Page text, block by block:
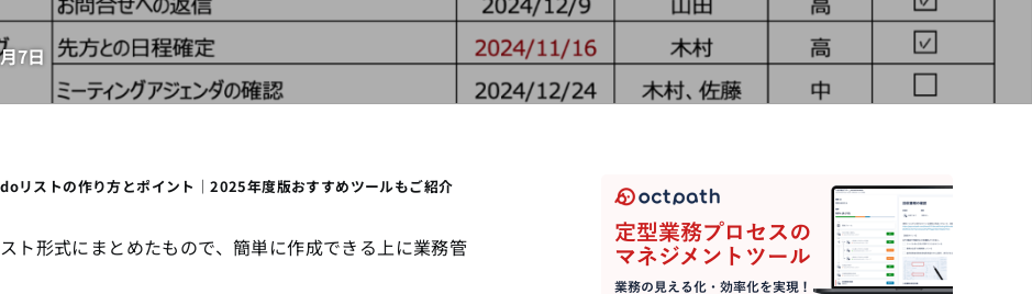
7日
リストの作り方とポイント｜2025年度版おすすめツールもご紹介
ト形式にまとめたもので、簡単に作成できる上に業務管